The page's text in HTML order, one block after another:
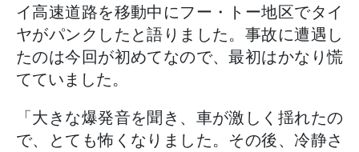
イ高速道路を移動中にフー・トー地区でタイ
ヤがパンクしたと語りました。事故に遭遇し
たのは今回が初めてなので、最初はかなり慌
てていました。
「大きな爆発音を聞き、車が激しく揺れたの
で、とても怖くなりました。その後、冷静さ